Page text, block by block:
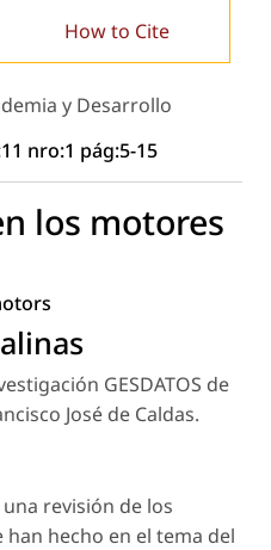
How to Cite
y Desarrollo
nro:1 pág:5-15
los motores
GESDATOS de
José de Caldas.
revisión de los
hecho en el tema del